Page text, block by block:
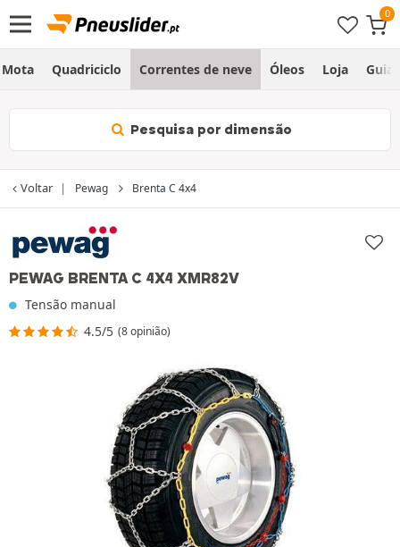
Mota Quadriciclo Correntes de neve Óleos Loja Guia
Pesquisa por dimensão
Voltar Pewag Brenta C 4x4
PEWAG BRENTA C 4X4 XMR82V
Tensão manual
4.5/5 (8 opinião)